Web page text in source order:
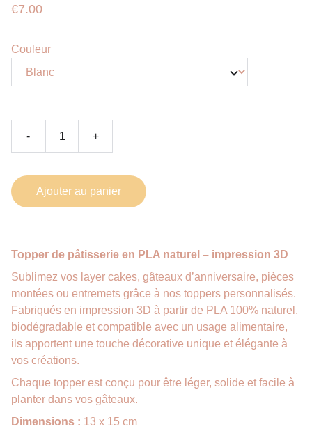
€7.00
Couleur
- +
Ajouter au panier
Topper de pâtisserie en PLA naturel – impression 3D
Sublimez vos layer cakes, gâteaux d’anniversaire, pièces
montées ou entremets grâce à nos toppers personnalisés.
Fabriqués en impression 3D à partir de PLA 100% naturel,
biodégradable et compatible avec un usage alimentaire,
ils apportent une touche décorative unique et élégante à
vos créations.
Chaque topper est conçu pour être léger, solide et facile à
planter dans vos gâteaux.
Dimensions : 13 x 15 cm